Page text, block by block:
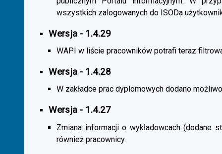
wszystkich zalogowanych do ISODa
Wersja - 1.4.29
WAPI w liście pracowników potrafi teraz
Wersja - 1.4.28
W zakładce prac dyplomowych dodano
Wersja - 1.4.27
Zmiana informacji o wykładowcach (dodane
również pracownicy.